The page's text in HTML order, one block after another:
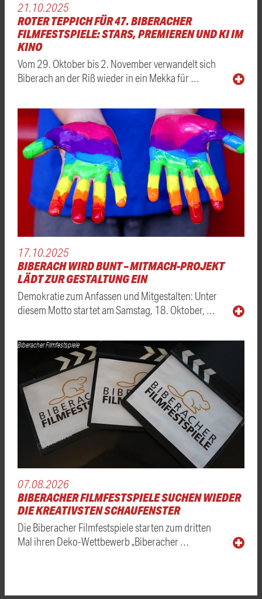
21.10.2025
ROTER TEPPICH FÜR 47. BIBERACHER
FILMFESTSPIELE: STARS, PREMIEREN UND KI IM
KINO
Vom 29. Oktober bis 2. November verwandelt sich
Biberach an der Riß wieder in ein Mekka für …
17.10.2025
BIBERACH WIRD BUNT – MITMACH-PROJEKT
LÄDT ZUR GESTALTUNG EIN
Demokratie zum Anfassen und Mitgestalten: Unter
diesem Motto startet am Samstag, 18. Oktober, …
Biberacher Filmfestspiele
07.08.2026
BIBERACHER FILMFESTSPIELE SUCHEN WIEDER
DIE KREATIVSTEN SCHAUFENSTER
Die Biberacher Filmfestspiele starten zum dritten
Mal ihren Deko-Wettbewerb „Biberacher …